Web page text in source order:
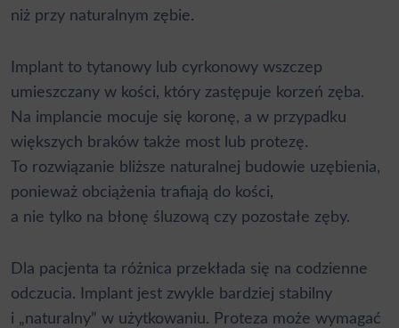
niż przy naturalnym zębie.
Implant to tytanowy lub cyrkonowy wszczep
umieszczany w kości, który zastępuje korzeń zęba.
Na implancie mocuje się koronę, a w przypadku
większych braków także most lub protezę.
To rozwiązanie bliższe naturalnej budowie uzębienia,
ponieważ obciążenia trafiają do kości,
a nie tylko na błonę śluzową czy pozostałe zęby.
Dla pacjenta ta różnica przekłada się na codzienne
odczucia. Implant jest zwykle bardziej stabilny
i „naturalny” w użytkowaniu. Proteza może wymagać